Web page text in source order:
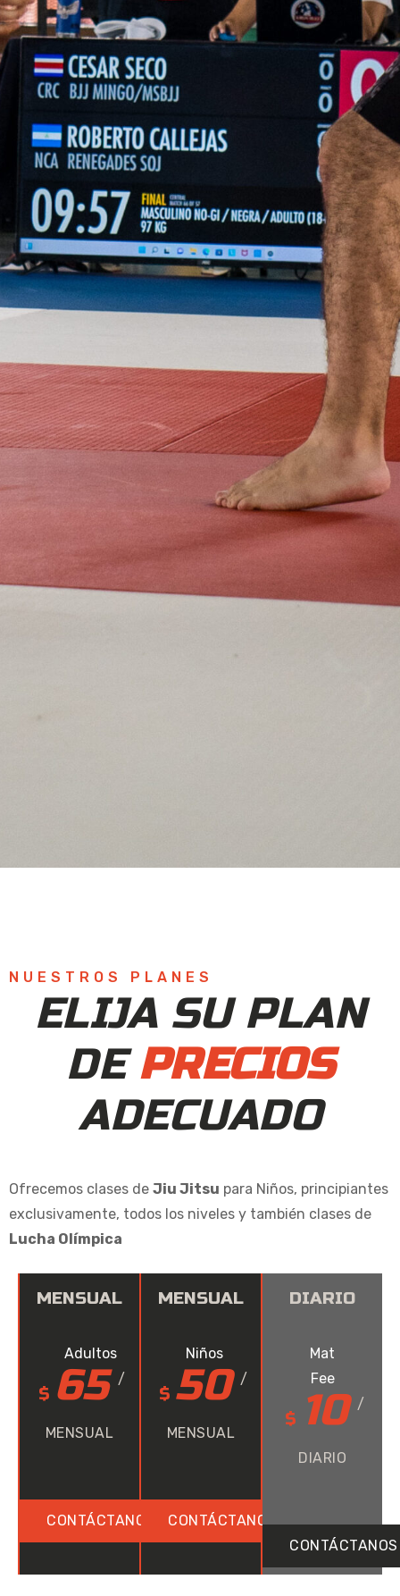
NUESTROS PLANES
ELIJA SU PLAN
DEPRECIOS
ADECUADO
Ofrecemos clases de Jiu Jitsu para Niños, principiantes
exclusivamente, todos los niveles y también clases de
Lucha Olímpica
MENSUAL
Adultos
$ 65 /
MENSUAL
CONTÁCTANOS
MENSUAL
Niños
$ 50 /
MENSUAL
CONTÁCTANOS
DIARIO
Mat
Fee
$ 10 /
DIARIO
CONTÁCTANOS